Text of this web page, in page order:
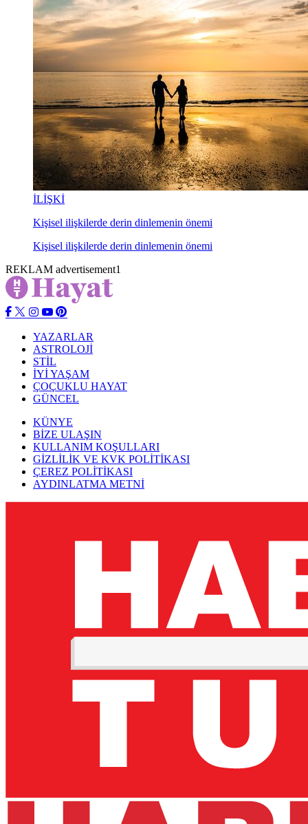
İLİŞKİ
Kişisel ilişkilerde derin dinlemenin önemi
Kişisel ilişkilerde derin dinlemenin önemi
REKLAM advertisement1
YAZARLAR
ASTROLOJİ
STİL
İYİ YAŞAM
ÇOÇUKLU HAYAT
GÜNCEL
KÜNYE
BİZE ULAŞIN
KULLANIM KOŞULLARI
GİZLİLİK VE KVK POLİTİKASI
ÇEREZ POLİTİKASI
AYDINLATMA METNİ